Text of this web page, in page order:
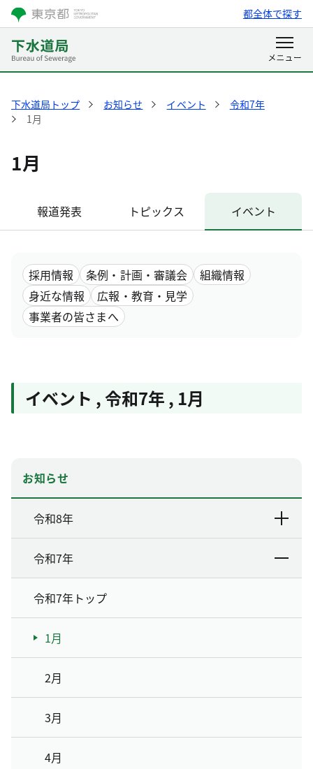
都全体で探す
下水道局トップ お知らせ イベント
令和7年
1月
1月
報道発表 トピックス イベント
採用情報 条例・計画・審議会
組織情報
身近な情報
広報・教育・見学
事業者の皆さまへ
イベント ,令和7年 , 1月
お知らせ
令和8年
令和7年
令和7年トップ
1月
2月
3月
4月